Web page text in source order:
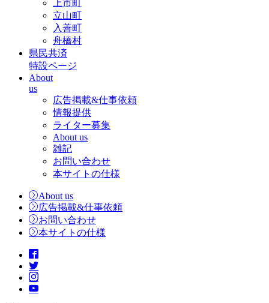
上市町
立山町
入善町
舟橋村
県民共済
特設ページ
About
us
広告掲載&仕事依頼
情報提供
ライター募集
About us
雑記
お問い合わせ
本サイトの仕様
About us
広告掲載&仕事依頼
お問い合わせ
本サイトの仕様